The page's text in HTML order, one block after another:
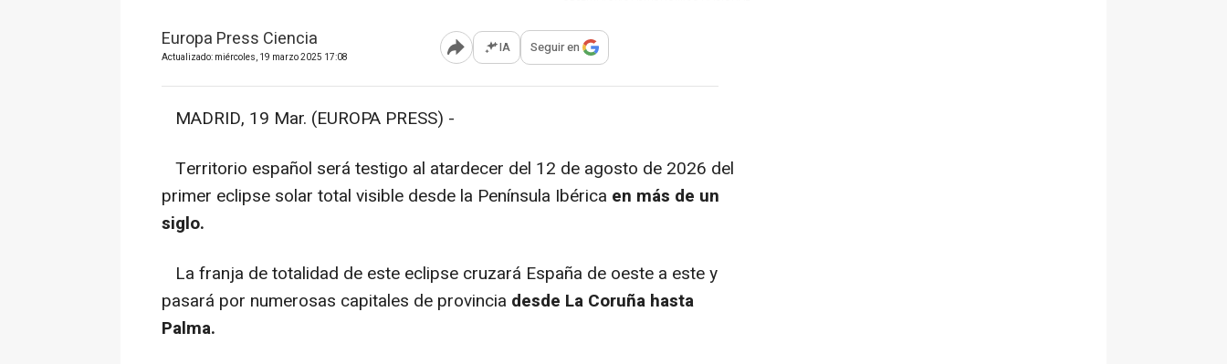
Europa Press Ciencia
Actualizado: miércoles, 19 marzo 2025 17:08 Abrir opciones para compartir
IA Seguir en
MADRID, 19 Mar. (EUROPA PRESS) -
Territorio español será testigo al atardecer del 12 de agosto de 2026 del
primer eclipse solar total visible desde la Península Ibérica en más de un
siglo.
La franja de totalidad de este eclipse cruzará España de oeste a este y
pasará por numerosas capitales de provincia desde La Coruña hasta
Palma.